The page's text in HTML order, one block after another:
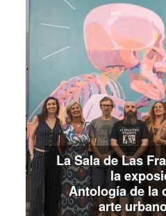
La Sala de Las
la
Antología de la
arte